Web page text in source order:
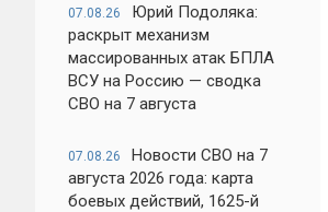
07.08.26
Юрий Подоляка:
раскрыт механизм
массированных атак БПЛА
ВСУ на Россию — сводка
СВО на 7 августа
07.08.26
Новости СВО на 7
августа 2026 года: карта
боевых действий, 1625-й